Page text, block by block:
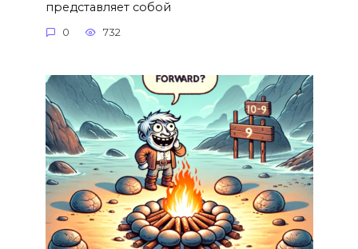
представляет собой
0 732